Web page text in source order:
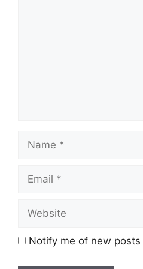
Notify me of new posts